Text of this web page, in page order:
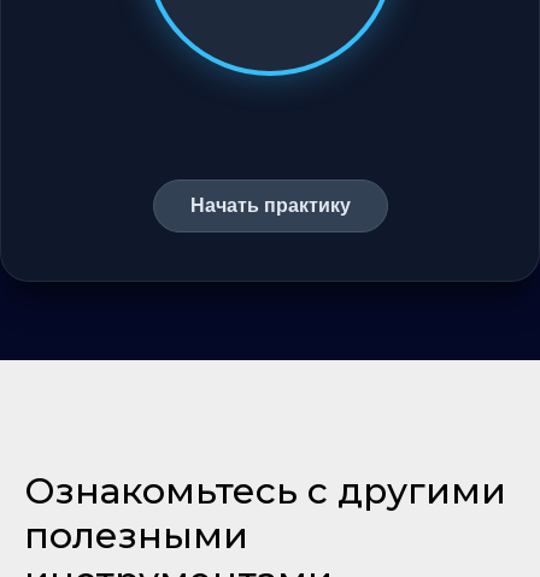
Начать практику
Ознакомьтесь с другими
полезными